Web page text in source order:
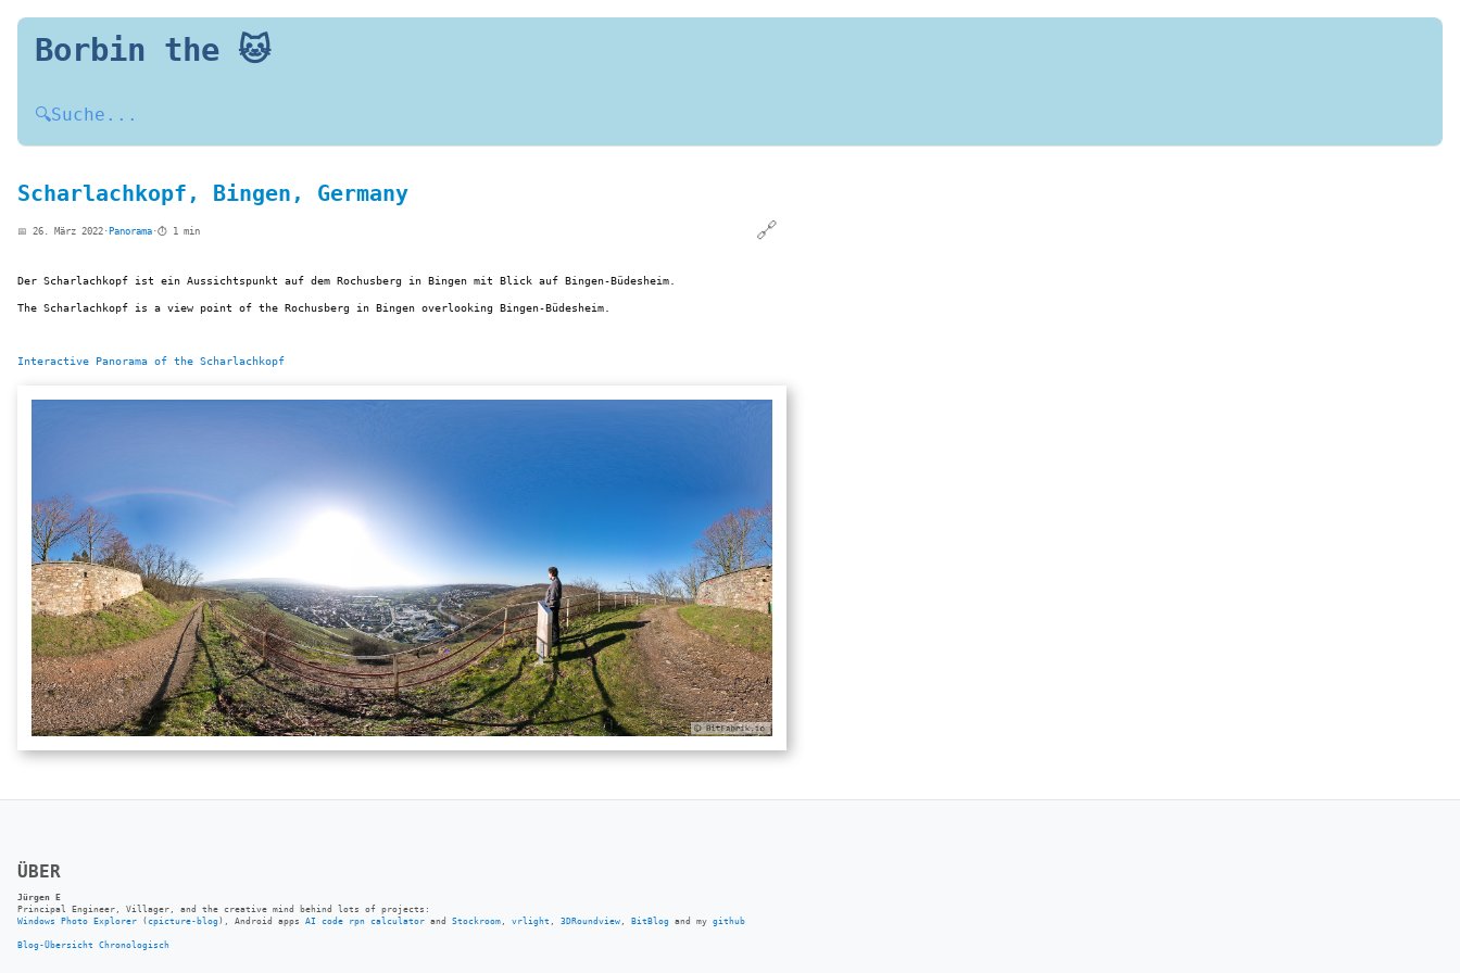
Borbin the 🐱
🔍Suche...
Scharlachkopf, Bingen, Germany
📅 26. März 2022 · Panorama ·⏱️ 1 min 🔗
Der Scharlachkopf ist ein Aussichtspunkt auf dem Rochusberg in Bingen mit Blick auf Bingen-Büdesheim.
The Scharlachkopf is a view point of the Rochusberg in Bingen overlooking Bingen-Büdesheim.
Interactive Panorama of the Scharlachkopf
ÜBER
Jürgen E
Principal Engineer, Villager, and the creative mind behind lots of projects:
Windows Photo Explorer (cpicture-blog ), Android apps AI code rpn calculator and Stockroom , vrlight , 3DRoundview , BitBlog and my github
Blog-Übersicht Chronologisch